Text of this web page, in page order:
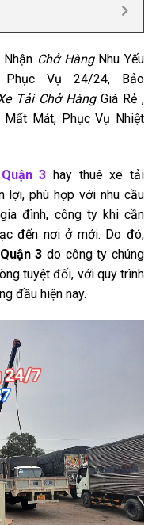
Chở HàngNhu Yếu
Phục Vụ 24/24, Bảo
Tải Chở HàngGiá Rẻ ,
Mát, Phục Vụ Nhiệt
3 hay thuê xe tải
lợi, phù hợp với nhu cầu
đình, công ty khi cần
đến nơi ở mới. Do đó,
3 do công ty chúng
tuyệt đối, với quy trình
đầu hiện nay.